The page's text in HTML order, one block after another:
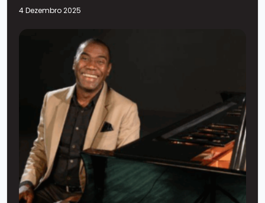
4 Dezembro 2025